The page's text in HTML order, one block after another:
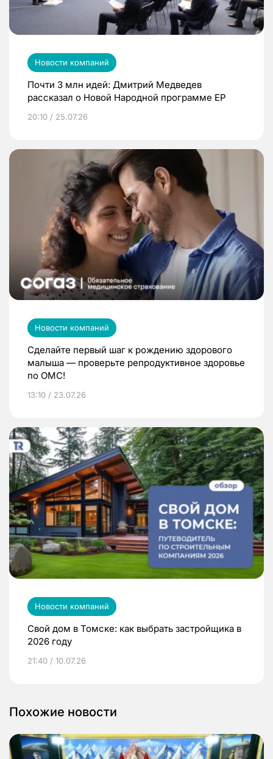
Новости компаний
Почти 3 млн идей: Дмитрий Медведев
рассказал о Новой Народной программе ЕР
20:10 / 25.07.26
Новости компаний
Сделайте первый шаг к рождению здорового
малыша — проверьте репродуктивное здоровье
по ОМС!
13:10 / 23.07.26
Новости компаний
Свой дом в Томске: как выбрать застройщика в
2026 году
21:40 / 10.07.26
Похожие новости